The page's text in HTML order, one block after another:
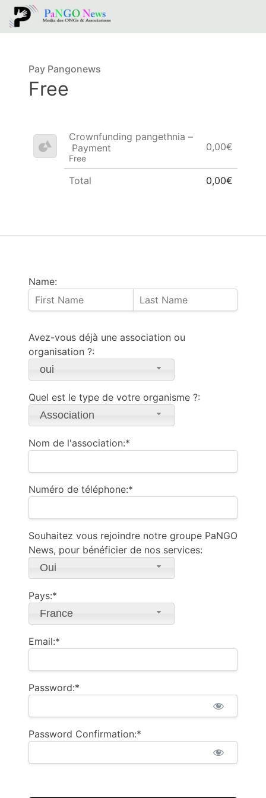
Name:
Avez-vous déjà une association ou
organisation ?:
oui
Quel est le type de votre organisme ?:
Association
Nom de l'association:*
Numéro de téléphone:*
Souhaitez vous rejoindre notre groupe PaNGO
News, pour bénéficier de nos services:
Oui
Pays:*
France
Email:*
Password:*
Password Confirmation:*
Pay Pangonews
Free
Crownfunding pangethnia –
Payment
Free
0,00€
Total 0,00€